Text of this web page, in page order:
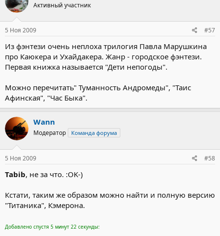
Активный участник
5 Ноя 2009 #57
Из фэнтези очень неплоха трилогия Павла Марушкина
про Каюкера и Ухайдакера. Жанр - городское фэнтези.
Первая книжка называется "Дети непогоды".
Можно перечитать" Туманность Андромеды", "Таис
Афинская", "Час Быка".
Wann
Модератор Команда форума
5 Ноя 2009 #58
Tabib, не за что. :OK-)
Кстати, таким же образом можно найти и полную версию
"Титаника", Кэмерона.
Добавлено спустя 5 минут 22 секунды: